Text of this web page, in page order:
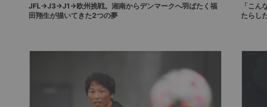
JFL→J3→J1→欧州挑戦。湘南からデンマークへ羽ばたく福
田翔生が描いてきた2つの夢
「こ
たらし